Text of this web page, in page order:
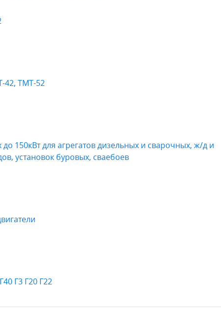
42, ТМТ-52
150кВт для агрегатов дизельных и сварочных, ж/д и
установок буровых, сваебоев
Г3 Г20 Г22